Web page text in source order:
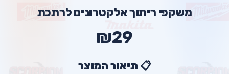
משקפי ריתוך אלקטרונים לרתכת
₪29
📋 תיאור המוצר